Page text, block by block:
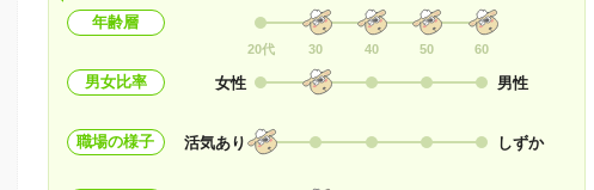
年齢層
20代 30 40 50 60
男女比率 女性 男性
職場の様子 活気あり しずか